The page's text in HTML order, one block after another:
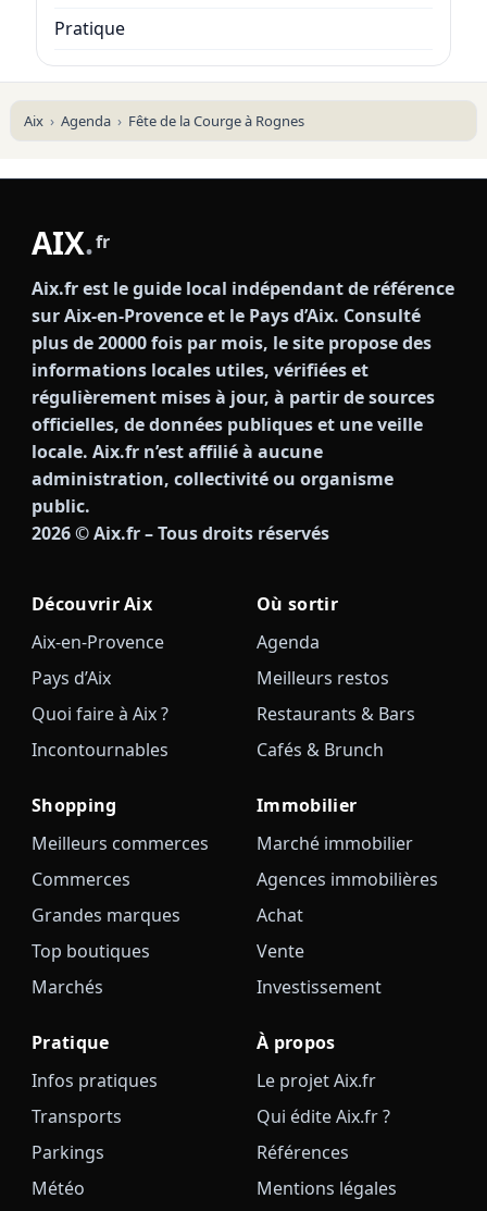
Pratique
Aix Agenda Fête de la Courge à Rognes
AIX.fr
Aix.fr est le guide local indépendant de référence
sur Aix-en-Provence et le Pays d’Aix. Consulté
plus de 20000 fois par mois, le site propose des
informations locales utiles, vérifiées et
régulièrement mises à jour, à partir de sources
officielles, de données publiques et une veille
locale. Aix.fr n’est affilié à aucune
administration, collectivité ou organisme
public.
2026© Aix.fr – Tous droits réservés
Découvrir Aix
Aix-en-Provence
Pays d’Aix
Quoi faire à Aix ?
Incontournables
Où sortir
Agenda
Meilleurs restos
Restaurants & Bars
Cafés & Brunch
Shopping
Meilleurs commerces
Commerces
Grandes marques
Top boutiques
Marchés
Immobilier
Marché immobilier
Agences immobilières
Achat
Vente
Investissement
Pratique
Infos pratiques
Transports
Parkings
Météo
À propos
Le projet Aix.fr
Qui édite Aix.fr ?
Références
Mentions légales